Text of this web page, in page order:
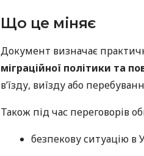
Що це міняє
Документ визначає
міграційної політики та
в’їзду, виїзду або
Також під час переговорів
безпекову ситуацію в